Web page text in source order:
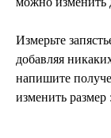
Измерьте
добавляя
напишите
изменить размер